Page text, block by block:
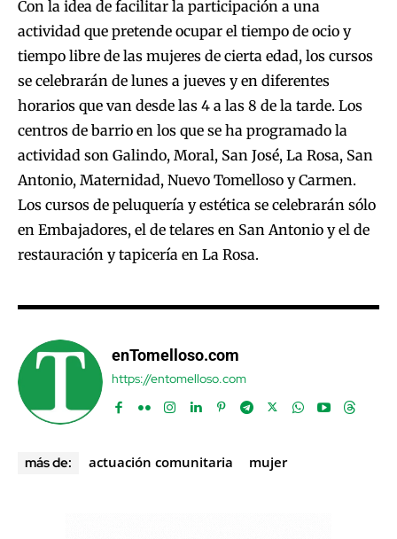
Con la idea de facilitar la participación a una
actividad que pretende ocupar el tiempo de ocio y
tiempo libre de las mujeres de cierta edad, los cursos
se celebrarán de lunes a jueves y en diferentes
horarios que van desde las 4 a las 8 de la tarde. Los
centros de barrio en los que se ha programado la
actividad son Galindo, Moral, San José, La Rosa, San
Antonio, Maternidad, Nuevo Tomelloso y Carmen.
Los cursos de peluquería y estética se celebrarán sólo
en Embajadores, el de telares en San Antonio y el de
restauración y tapicería en La Rosa.
enTomelloso.com
https://entomelloso.com
más de: actuación comunitaria mujer